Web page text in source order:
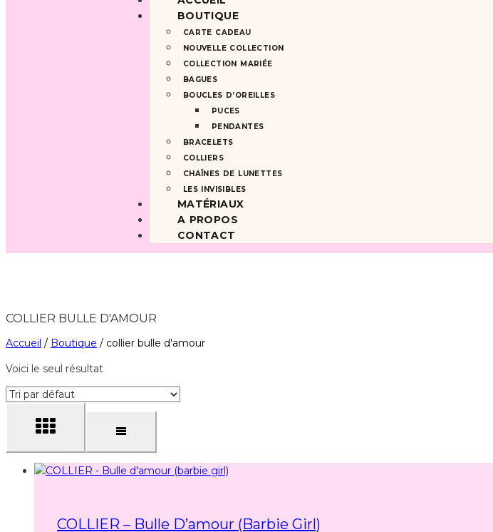
BOUTIQUE
CARTE CADEAU
NOUVELLE COLLECTION
COLLECTION MARIÉE
BAGUES
BOUCLES D’OREILLES
PUCES
PENDANTES
BRACELETS
COLLIERS
CHAÎNES DE LUNETTES
LES INVISIBLES
MATÉRIAUX
A PROPOS
CONTACT
COLLIER BULLE D'AMOUR
Accueil / Boutique / collier bulle d'amour
Voici le seul résultat
COLLIER – Bulle D’amour (barbie Girl)